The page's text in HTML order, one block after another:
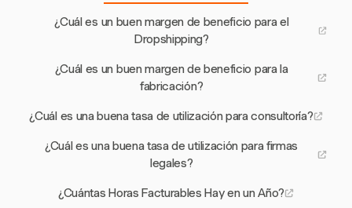
¿Cuál es un buen margen de beneficio para el
Dropshipping?
¿Cuál es un buen margen de beneficio para la
fabricación?
¿Cuál es una buena tasa de utilización para consultoría?
¿Cuál es una buena tasa de utilización para firmas
legales?
¿Cuántas Horas Facturables Hay en un Año?